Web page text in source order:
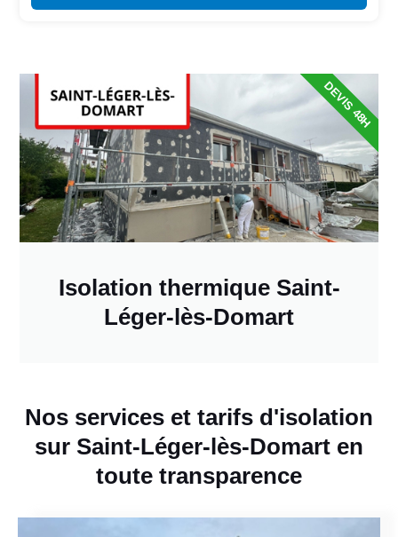
Isolation thermique Saint-
Léger-lès-Domart
DEVIS 48H
Nos services et tarifs d'isolation
sur Saint-Léger-lès-Domart en
toute transparence